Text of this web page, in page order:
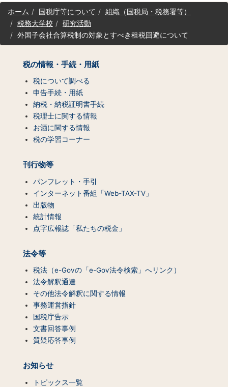
サ
イ
ッ
ホーム 国税庁等について
組織（国税局・税務署等）
税務大学校
研究活動
外国子会社合算税制の対象とすべき租税回避について
税の情報・手続・用紙
税について調べる
申告手続・用紙
納税・納税証明書手続
税理士に関する情報
お酒に関する情報
税の学習コーナー
刊行物等
パンフレット・手引
インターネット番組「Web-TAX-TV」
出版物
統計情報
点字広報誌「私たちの税金」
法令等
税法（e-Govの「e-Gov法令検索」へリンク）
法令解釈通達
その他法令解釈に関する情報
事務運営指針
国税庁告示
文書回答事例
質疑応答事例
お知らせ
トピックス一覧